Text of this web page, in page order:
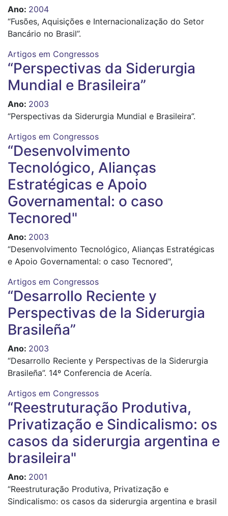
Ano: 2004
“Fusões, Aquisições e Internacionalização do Setor
Bancário no Brasil”.
Artigos em Congressos
“Perspectivas da Siderurgia
Mundial e Brasileira”
Ano: 2003
“Perspectivas da Siderurgia Mundial e Brasileira”.
Artigos em Congressos
“Desenvolvimento
Tecnológico, Alianças
Estratégicas e Apoio
Governamental: o caso
Tecnored"
Ano: 2003
“Desenvolvimento Tecnológico, Alianças Estratégicas
e Apoio Governamental: o caso Tecnored",
Artigos em Congressos
“Desarrollo Reciente y
Perspectivas de la Siderurgia
Brasileña”
Ano: 2003
“Desarrollo Reciente y Perspectivas de la Siderurgia
Brasileña”. 14º Conferencia de Acería.
Artigos em Congressos
“Reestruturação Produtiva,
Privatização e Sindicalismo: os
casos da siderurgia argentina e
brasileira"
Ano: 2001
“Reestruturação Produtiva, Privatização e
Sindicalismo: os casos da siderurgia argentina e brasil